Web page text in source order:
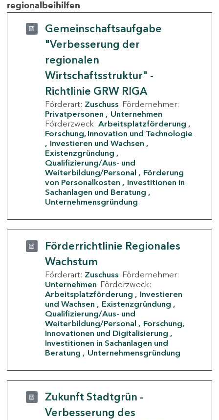
regionalbeihilfen
Gemeinschaftsaufgabe
"Verbesserung der
regionalen
Wirtschaftsstruktur" -
Richtlinie GRW RIGA
Förderart: Zuschuss Fördernehmer:
Privatpersonen
Unternehmen
Förderzweck: Arbeitsplatzförderung
Forschung, Innovation und Technologie
Investieren und Wachsen
Existenzgründung
Qualifizierung/Aus- und
Weiterbildung/Personal
Förderung
von Personalkosten
Investitionen in
Sachanlagen und Beratung
Unternehmensgründung
Förderrichtlinie Regionales
Wachstum
Förderart: Zuschuss Fördernehmer:
Unternehmen Förderzweck:
Arbeitsplatzförderung
Investieren
und Wachsen
Existenzgründung
Qualifizierung/Aus- und
Weiterbildung/Personal
Forschung,
Innovationen und Digitalisierung
Investitionen in Sachanlagen und
Beratung
Unternehmensgründung
Zukunft Stadtgrün -
Verbesserung des